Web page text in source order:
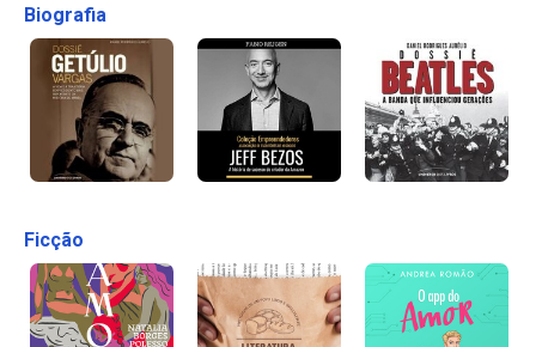
Biografia
Ficção